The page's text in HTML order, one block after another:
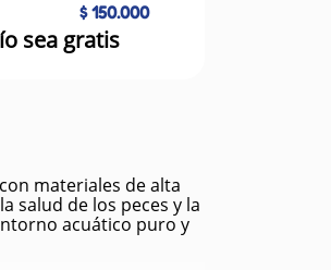
$ 150.000
sea gratis
materiales de alta
salud de los peces y la
acuático puro y